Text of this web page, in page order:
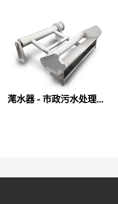
滗水器 - 市政污水处理设备